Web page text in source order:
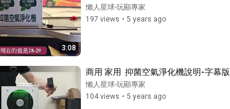
3:08
懶人星球-玩顯專家
197 views • 5 years ago
商用 家用  抑菌空氣淨化機說明-字幕版
懶人星球-玩顯專家
104 views • 5 years ago